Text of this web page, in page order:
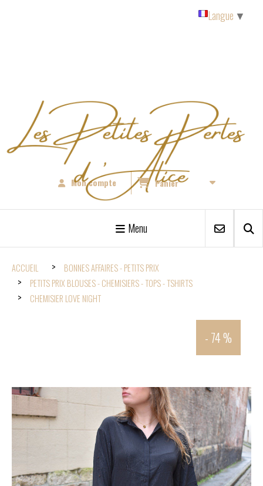
Mon compte Panier
Menu
ACCUEIL
BONNES AFFAIRES - PETITS PRIX
PETITS PRIX BLOUSES - CHEMISIERS - TOPS - TSHIRTS
CHEMISIER LOVE NIGHT
- 74 %
Langue ▼